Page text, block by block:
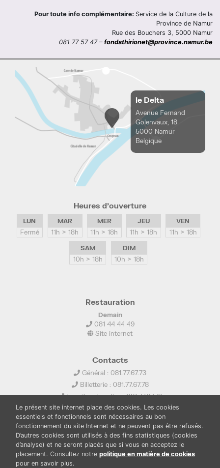
Pour toute info complémentaire: Service de la Culture de la
Province de Namur
Rue des Bouchers 3, 5000 Namur
081 77 57 47 – fondsthirionet@province.namur.be
le Delta
Avenue Fernand
Golenvaux, 18
5000 Namur
Belgique
Heures d’ouverture
LUN
Fermé
MAR
11h > 18h
MER
11h > 18h
JEU
11h > 18h
VEN
11h > 18h
SAM
10h > 18h
DIM
10h > 18h
Restauration
Demain
081 44 44 49
Site internet
Contacts
Général : 081.77.67.73
Billetterie : 081.77.67.78
Location de salles : 081.77.67.79
info@ledelta.be
Le présent site internet place des cookies. Les cookies
essentiels et fonctionnels sont nécessaires au bon
fonctionnement du site Internet et ne peuvent pas être refusés.
D’autres cookies sont utilisés à des fins statistiques (cookies
d’analyse) et ne seront placés que si vous en acceptez le
placement. Consultez notre politique en matière de cookies
pour en savoir plus.